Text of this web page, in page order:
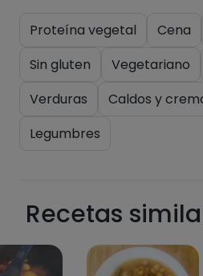
Proteína vegetal Cena
Sin gluten
Vegetariano
Verduras
Caldos y
Legumbres
Recetas